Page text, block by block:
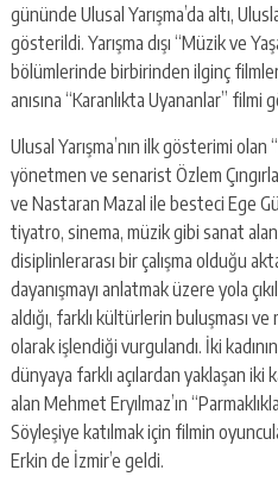
gününde Ulusal Yarışma’da altı,
gösterildi. Yarışma dışı “Müzik ve
bölümlerinde birbirinden ilginç
anısına “Karanlıkta Uyananlar” filmi
Ulusal Yarışma’nın ilk gösterimi olan
yönetmen ve senarist Özlem
ve Nastaran Mazal ile besteci Ege
tiyatro, sinema, müzik gibi sanat
disiplinlerarası bir çalışma olduğu
dayanışmayı anlatmak üzere yola
aldığı, farklı kültürlerin buluşması
olarak işlendiği vurgulandı. İki
dünyaya farklı açılardan yaklaşan iki
alan Mehmet Eryılmaz’ın
Söyleşiye katılmak için filmin
Erkin de İzmir’e geldi.